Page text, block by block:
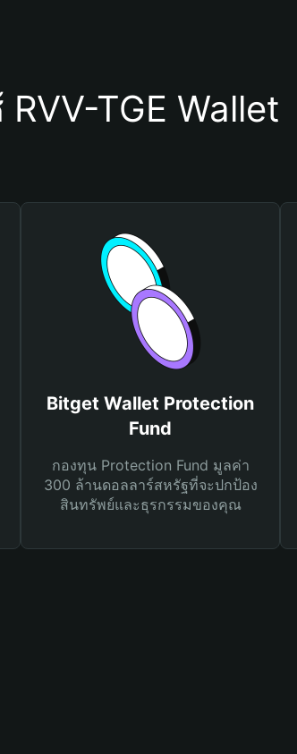
TGE Wallet
Bitget Wallet Protection
Fund
กองทุน Protection Fund มูลค่า
300 ล้านดอลลาร์สหรัฐที่จะปกป้อง
สินทรัพย์และธุรกรรมของคุณ